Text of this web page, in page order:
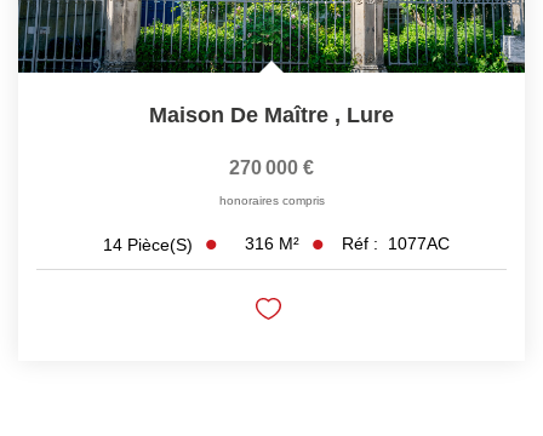
Maison De Maître , Lure
270 000 €
honoraires compris
14 Pièce(s) 316 M² Réf : 1077AC